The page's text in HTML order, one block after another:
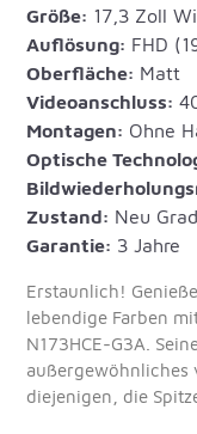
Größe: 17,3 Zoll
Auflösung: FHD
Oberfläche: Matt
Videoanschluss:
Montagen: Ohne
Optische
Zustand: Neu
Garantie: 3 Jahre
Erstaunlich!
lebendige Farben
N173HCE-G3A.
außergewöhnliches
diejenigen, die